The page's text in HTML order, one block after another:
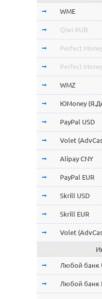
Cardano ADA
OmiseGo OMG
Verge XVG
BitTorrent
Stellar
NEO
ChainLink LINK
Qtum
Iota MIOTA
Waves
Icon ICX
Zcash ZEC
Ontology ONT
VeChain VET
Ravencoin
WME
Qiwi RUB
Perfect
Perfect
WMZ
ЮMoney
PayPal USD
Volet
Alipay CNY
PayPal EUR
Skrill USD
Skrill EUR
Volet
Volet
Volet
ePayments
Любой банк
Любой банк